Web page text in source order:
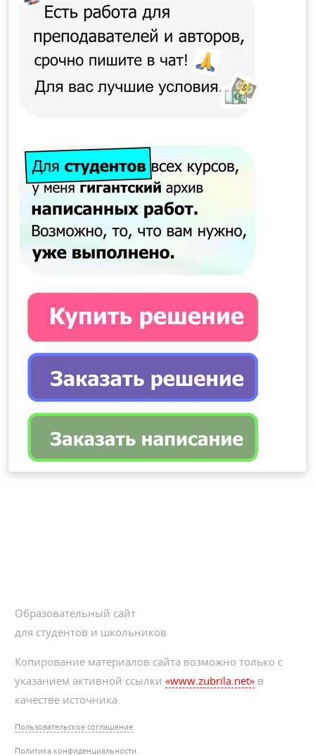
Образовательный сайт
для студентов и школьников
Копирование материалов сайта возможно только с
указанием активной ссылки«www.zubrila.net» в
качестве источника.
Пользовательское соглашение
Политика конфиденциальности